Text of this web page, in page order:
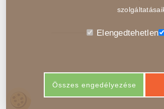
Elengedtehetlen
Összes engedélyezése